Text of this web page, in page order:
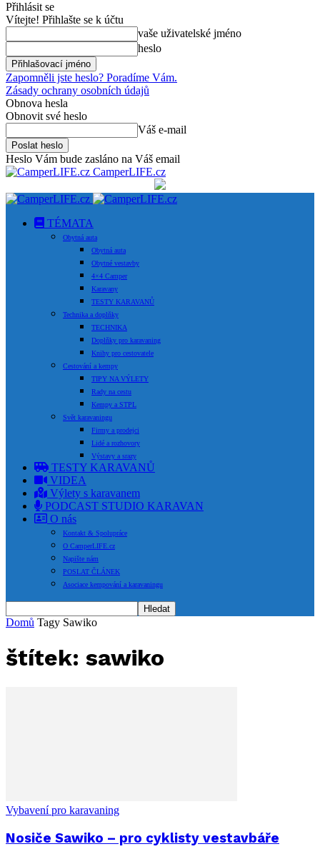
Přihlásit se
Vítejte! Přihlašte se k účtu
vaše uživatelské jméno
heslo
Zapomněli jste heslo? Poradíme Vám.
Zásady ochrany osobních údajů
Obnova hesla
Obnovit své heslo
Váš e-mail
Heslo Vám bude zasláno na Váš email
CamperLIFE.cz
TÉMATA
Obytná auta
Obytná auta
Obytné vestavby
4×4 Camper
Karavany
TESTY KARAVANŮ
Technika a doplňky
TECHNIKA
Doplňky pro karavaning
Knihy pro cestovatele
Cestování a kempy
TIPY NA VÝLETY
Rady na cestu
Kempy a STPL
Svět karavaningu
Firmy a prodejci
Lidé a rozhovory
Výstavy a srazy
TESTY KARAVANŮ
VIDEA
Výlety s karavanem
PODCAST STUDIO KARAVAN
O nás
Kontakt & Spolupráce
O CamperLIFE.cz
Napište nám
POSLAT ČLÁNEK
Asociace kempování a karavaningu
Domů Tagy Sawiko
štítek: sawiko
Vybavení pro karavaning
Nosiče Sawiko – pro cyklisty vestavbáře